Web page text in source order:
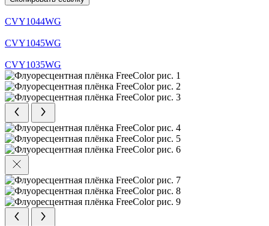
CVY1044WG
CVY1045WG
CVY1035WG